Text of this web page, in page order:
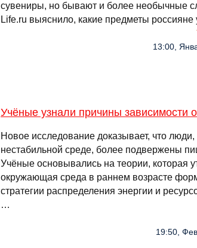
сувениры, но бывают и более необычные
Life.ru выяснило, какие предметы
13:00,
Учёные узнали причины зависимости
Новое исследование доказывает, что
нестабильной среде, более подвержены
Учёные основывались на теории, которая
окружающая среда в раннем возрасте
стратегии распределения энергии и
…
19:50,